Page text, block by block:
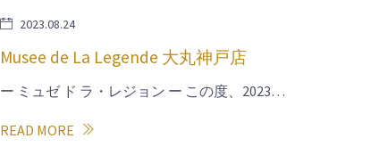
2023.08.24
Musee de La Legende 大丸神戸店
ー ミュゼ ド ラ・レジョン ー この度、2023…
READ MORE